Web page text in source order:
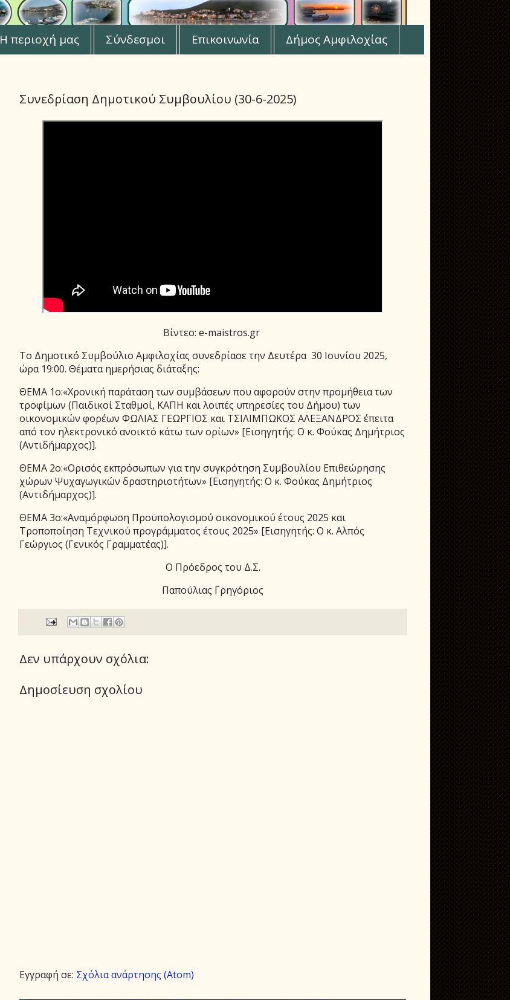
Η περιοχή μας Σύνδεσμοι Επικοινωνία Δήμος Αμφιλοχίας
Συνεδρίαση Δημοτικού Συμβουλίου (30-6-2025)
Βίντεο: e-maistros.gr
Το Δημοτικό Συμβούλιο Αμφιλοχίας συνεδρίασε την Δευτέρα 30 Ιουνίου 2025,
ώρα 19:00. Θέματα ημερήσιας διάταξης:
ΘΕΜΑ 1ο:«Χρονική παράταση των συμβάσεων που αφορούν στην προμήθεια των
τροφίμων (Παιδικοί Σταθμοί, ΚΑΠΗ και λοιπές υπηρεσίες του Δήμου) των
οικονομικών φορέων ΦΩΛΙΑΣ ΓΕΩΡΓΙΟΣ και ΤΣΙΛΙΜΠΩΚΟΣ ΑΛΕΞΑΝΔΡΟΣ έπειτα
από τον ηλεκτρονικό ανοικτό κάτω των ορίων» [Εισηγητής: Ο κ. Φούκας Δημήτριος
(Αντιδήμαρχος)].
ΘΕΜΑ 2ο:«Ορισός εκπρόσωπων για την συγκρότηση Συμβουλίου Επιθεώρησης
χώρων Ψυχαγωγικών δραστηριοτήτων» [Εισηγητής: Ο κ. Φούκας Δημήτριος
(Αντιδήμαρχος)].
ΘΕΜΑ 3ο:«Αναμόρφωση Προϋπολογισμού οικονομικού έτους 2025 και
Τροποποίηση Τεχνικού προγράμματος έτους 2025» [Εισηγητής: Ο κ. Αλπός
Γεώργιος (Γενικός Γραμματέας)].
Ο Πρόεδρος του Δ.Σ.
Παπούλιας Γρηγόριος
Δεν υπάρχουν σχόλια:
Δημοσίευση σχολίου
Εγγραφή σε: Σχόλια ανάρτησης (Atom)